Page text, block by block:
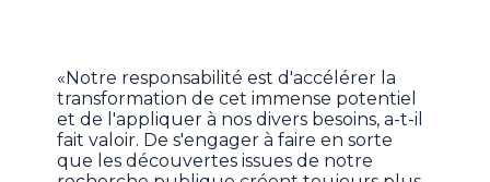
«Notre responsabilité est d'accélérer la
transformation de cet immense potentiel
et de l'appliquer à nos divers besoins, a-t-il
fait valoir. De s'engager à faire en sorte
que les découvertes issues de notre